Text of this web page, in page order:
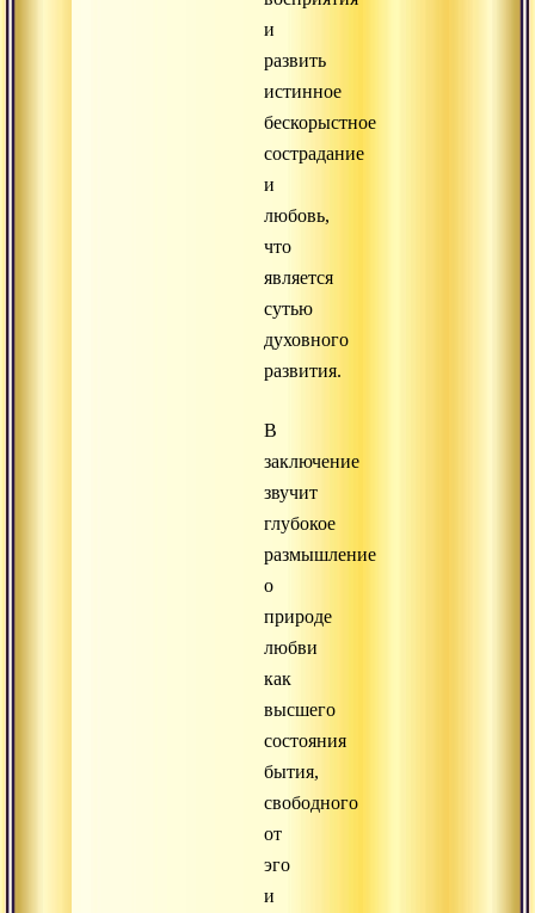
и
развить
истинное
бескорыстное
сострадание
и
любовь,
что
является
сутью
духовного
развития.
В
заключение
звучит
глубокое
размышление
о
природе
любви
как
высшего
состояния
бытия,
свободного
от
эго
и